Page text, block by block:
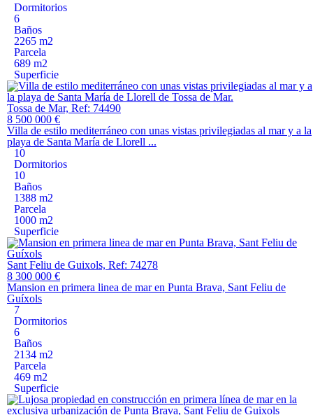
Dormitorios
6
Baños
2265 m2
Parcela
689 m2
Superficie
Tossa de Mar, Ref: 74490
8 500 000 €
Villa de estilo mediterráneo con unas vistas privilegiadas al mar y a la
playa de Santa María de Llorell ...
10
Dormitorios
10
Baños
1388 m2
Parcela
1000 m2
Superficie
Sant Feliu de Guixols, Ref: 74278
8 300 000 €
Mansion en primera linea de mar en Punta Brava, Sant Feliu de
Guíxols
7
Dormitorios
6
Baños
2134 m2
Parcela
469 m2
Superficie